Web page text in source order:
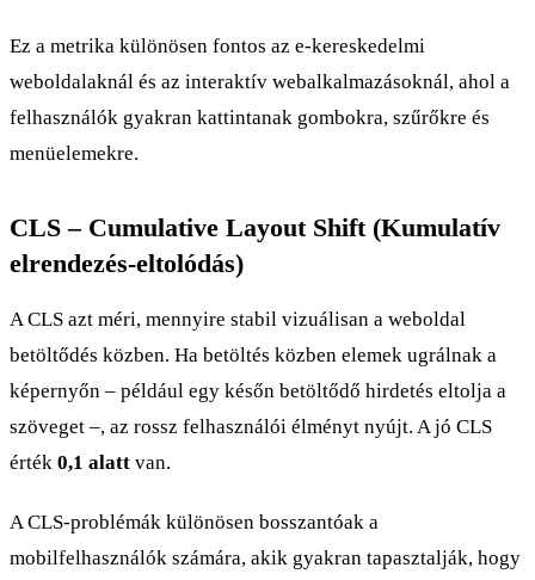
Ez a metrika különösen fontos az e-kereskedelmi
weboldalaknál és az interaktív webalkalmazásoknál, ahol a
felhasználók gyakran kattintanak gombokra, szűrőkre és
menüelemekre.
CLS – Cumulative Layout Shift (Kumulatív
elrendezés-eltolódás)
A CLS azt méri, mennyire stabil vizuálisan a weboldal
betöltődés közben. Ha betöltés közben elemek ugrálnak a
képernyőn – például egy későn betöltődő hirdetés eltolja a
szöveget –, az rossz felhasználói élményt nyújt. A jó CLS
érték 0,1 alatt van.
A CLS-problémák különösen bosszantóak a
mobilfelhasználók számára, akik gyakran tapasztalják, hogy